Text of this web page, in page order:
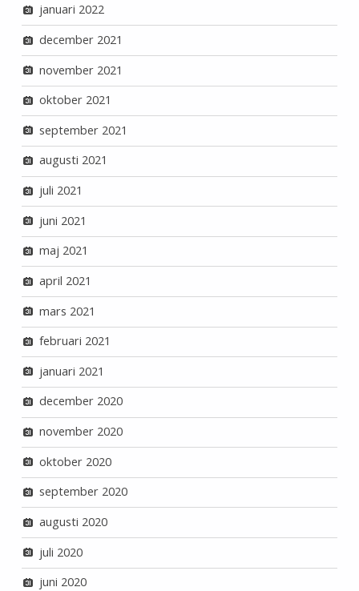
januari 2022
december 2021
november 2021
oktober 2021
september 2021
augusti 2021
juli 2021
juni 2021
maj 2021
april 2021
mars 2021
februari 2021
januari 2021
december 2020
november 2020
oktober 2020
september 2020
augusti 2020
juli 2020
juni 2020